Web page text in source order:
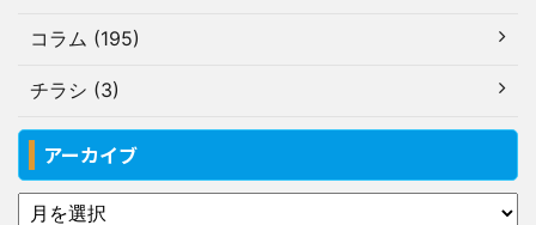
コラム (195)
チラシ (3)
アーカイブ